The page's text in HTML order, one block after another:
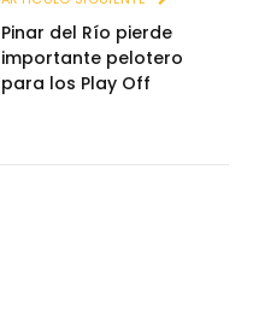
Pinar del Río pierde
importante pelotero
para los Play Off